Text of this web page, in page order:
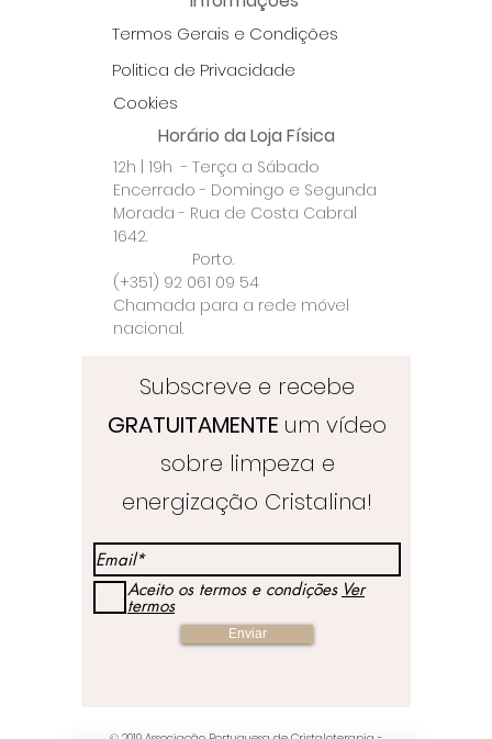
Termos Gerais e Condições
Politica de Privacidade
Cookies
Horário da Loja Física
12h | 19h - Terça a Sábado
Encerrado - Domingo e Segunda
Morada - Rua de Costa Cabral
1642.
Porto.
(+351) 92 061 09 54
Chamada para a rede móvel
nacional.
Subscreve e recebe
GRATUITAMENTE um vídeo
sobre limpeza e
energização Cristalina!
Aceito os termos e condições Ver
termos
Enviar